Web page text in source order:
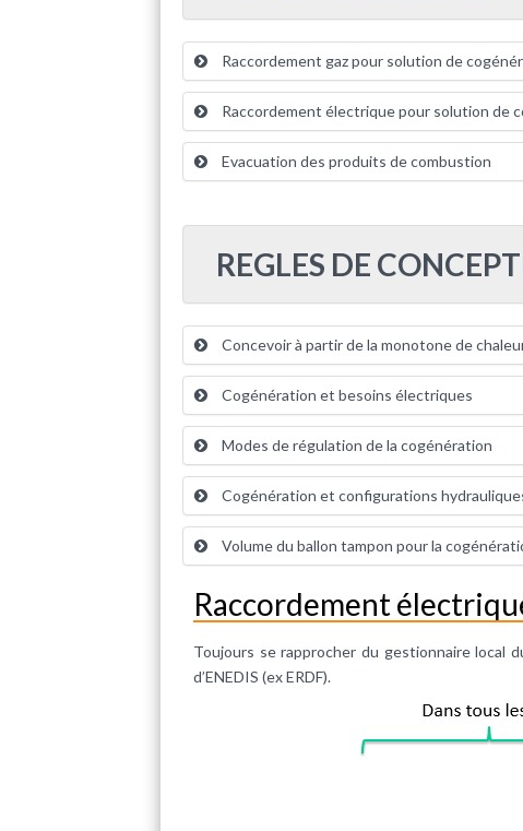
Raccordement gaz pour solution de
Raccordement électrique pour solution de
Evacuation des produits de combustion
REGLES DE
Concevoir à partir de la monotone de
Cogénération et besoins électriques
Modes de régulation de la cogénération
Cogénération et configurations
Volume du ballon tampon pour la
Raccordement
Toujours se rapprocher du gestionnaire local
d’ENEDIS (ex ERDF).